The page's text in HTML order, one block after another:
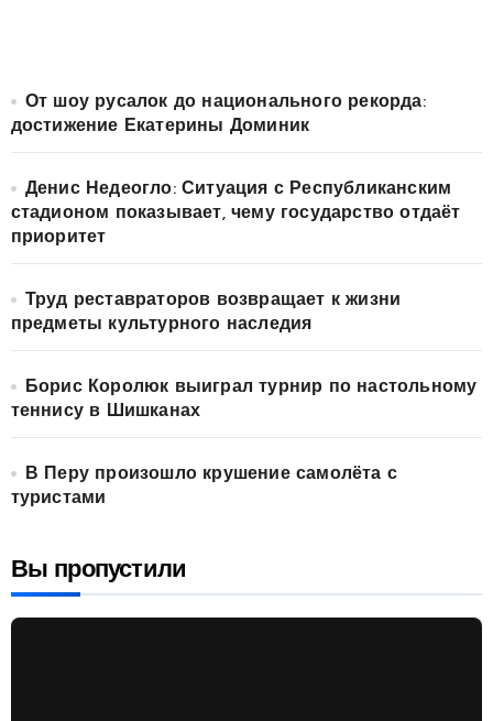
От шоу русалок до национального рекорда:
достижение Екатерины Доминик
Денис Недеогло: Ситуация с Республиканским
стадионом показывает, чему государство отдаёт
приоритет
Труд реставраторов возвращает к жизни
предметы культурного наследия
Борис Королюк выиграл турнир по настольному
теннису в Шишканах
В Перу произошло крушение самолёта с
туристами
Вы пропустили